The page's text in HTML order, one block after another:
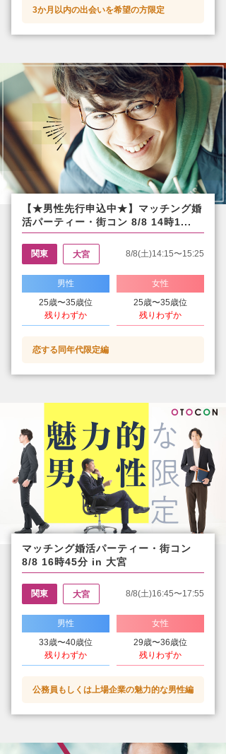
3か月以内の出会いを希望の方限定
【★男性先行申込中★】マッチング婚
活パーティー・街コン 8/8 14時1...
関東 大宮 8/8(土)14:15〜15:25
男性
25歳〜35歳位
残りわずか
女性
25歳〜35歳位
残りわずか
恋する同年代限定編
マッチング婚活パーティー・街コン
8/8 16時45分 in 大宮
関東 大宮 8/8(土)16:45〜17:55
男性
33歳〜40歳位
残りわずか
女性
29歳〜36歳位
残りわずか
公務員もしくは上場企業の魅力的な男性編